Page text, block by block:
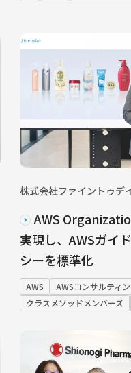
株式会社ファイントゥデ
AWS
実現し、AWSガイ
シーを標準化
AWS AWSコンサルティ
クラスメソッドメンバーズ